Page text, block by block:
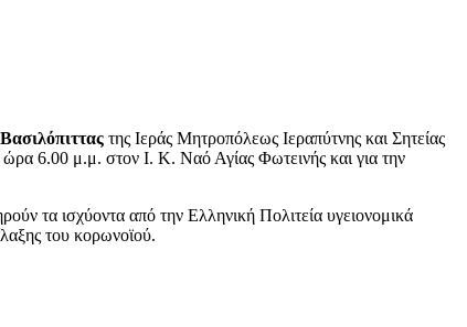
της Ιεράς Μητροπόλεως Ιεραπύτνης και Σητείας
6.00 μ.μ. στον Ι. Κ. Ναό Αγίας Φωτεινής και για την
τα ισχύοντα από την Ελληνική Πολιτεία υγειονομικά
του κορωνοϊού.